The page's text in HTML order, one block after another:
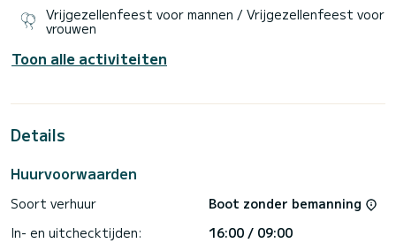
Vrijgezellenfeest voor mannen / Vrijgezellenfeest voor
vrouwen
Toon alle activiteiten
Details
Huurvoorwaarden
Soort verhuur
Boot zonder bemanning
In- en uitchecktijden:
16:00 / 09:00